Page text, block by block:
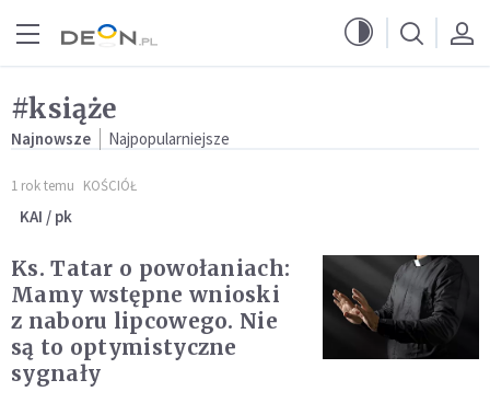
#książe
Najnowsze Najpopularniejsze
1 rok temu KOŚCIÓŁ
KAI / pk
Ks. Tatar o powołaniach:
Mamy wstępne wnioski
z naboru lipcowego. Nie
są to optymistyczne
sygnały